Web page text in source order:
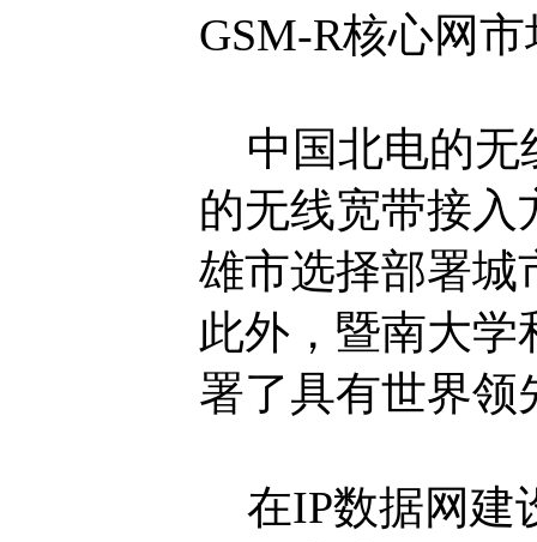
GSM-R核心网
中国北电的无
的无线宽带接入
雄市选择部署城
此外，暨南大
署了具有世界领
在IP数据网建